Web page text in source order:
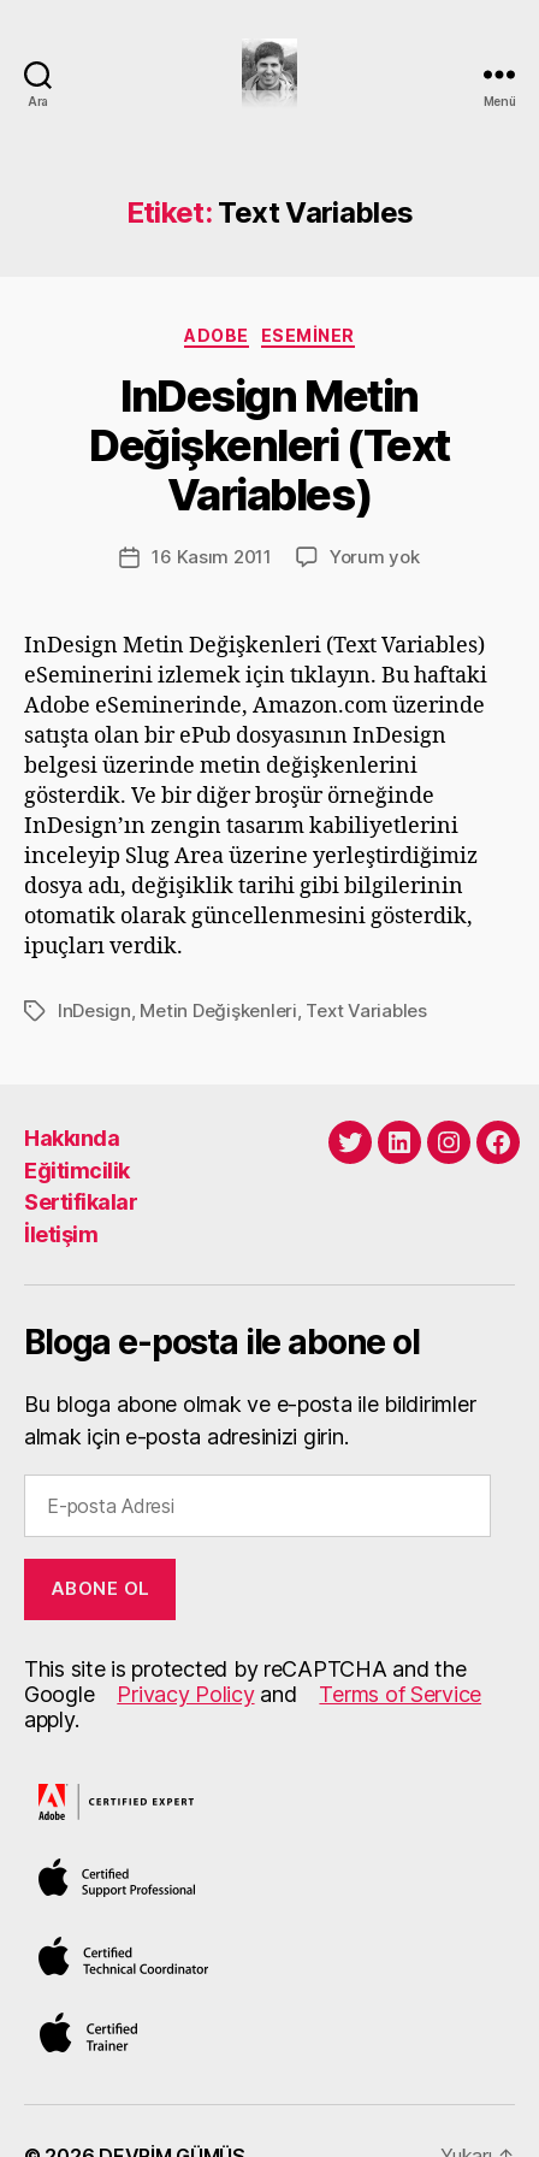
Ara Menü
Etiket: Text Variables
Kategoriler
ADOBE ESEMINER
InDesign Metin
Değişkenleri (Text
Variables)
Yazının
yazarı
a
z
a
r
D
e
v
ri
ü
m
ü
ş
Yazı16 Kasım 2011 Yorum yokInDesign
(Text
Variables)
InDesign Metin Değişkenleri (Text Variables)
eSeminerini izlemek için tıklayın. Bu haftaki
Adobe eSeminerinde, Amazon.com üzerinde
satışta olan bir ePub dosyasının InDesign
belgesi üzerinde metin değişkenlerini
gösterdik. Ve bir diğer broşür örneğinde
InDesign’ın zengin tasarım kabiliyetlerini
inceleyip Slug Area üzerine yerleştirdiğimiz
dosya adı, değişiklik tarihi gibi bilgilerinin
otomatik olarak güncellenmesini gösterdik,
ipuçları verdik.
EtiketlerInDesign Metin Değişkenleri Text Variables
Hakkında
Eğitimcilik
Sertifikalar
İletişim
TwitterLinkedIn
Bloga e-posta ile abone ol
Bu bloga abone olmak ve e-posta ile bildirimler
almak için e-posta adresinizi girin.
posta
Adresi
ABONE OL
This site is protected by reCAPTCHA and the
Google Privacy Policyand Terms of Service
apply.